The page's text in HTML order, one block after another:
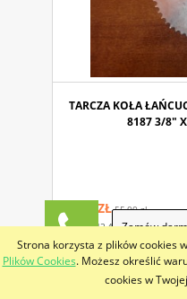
Strona korzysta z plików cookies
Plików Cookies. Możesz określić
cookies w
TARCZA KOŁA
8187 3/8"
52,25 ZŁ 55,00 zł
(netto:42,48 ZŁ 44,72 Zł)
Zamów